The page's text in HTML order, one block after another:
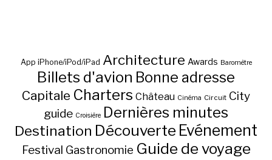
App iPhone/iPod/iPad Architecture Awards Baromètre
Billets d'avion Bonne adresse
Capitale Charters Château Cinéma Circuit City
guide Croisière Dernières minutes
Destination Découverte Evénement
Festival Gastronomie Guide de voyage